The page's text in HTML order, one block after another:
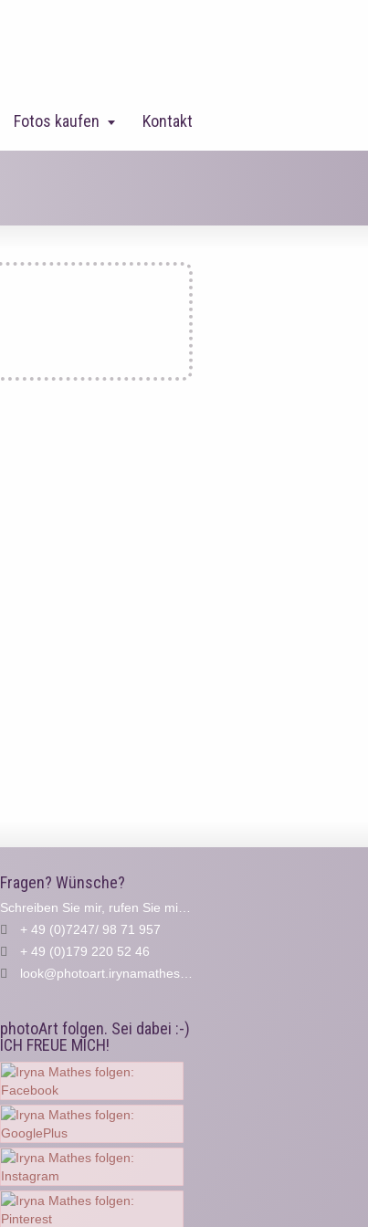
Fotos kaufen Kontakt
Fragen? Wünsche?
Schreiben Sie mir, rufen Sie mich an...
+ 49 (0)7247/ 98 71 957
+ 49 (0)179 220 52 46
look@photoart.irynamathes.de
photoArt folgen. Sei dabei :-)
ICH FREUE MICH!